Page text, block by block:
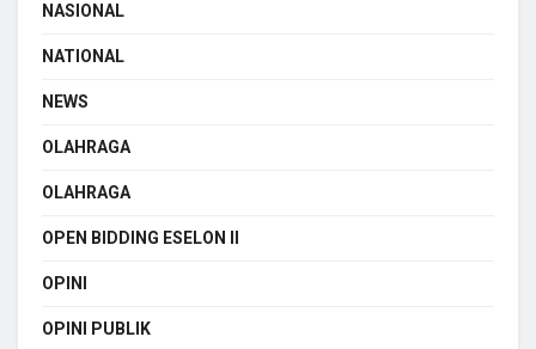
NASIONAL
NATIONAL
NEWS
OLAHRAGA
OLAHRAGA
OPEN BIDDING ESELON II
OPINI
OPINI PUBLIK